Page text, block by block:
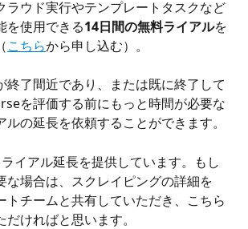
ウド実行やテンプレートタスクなど
を使用できる14日間の無料ライアルを
こちらから申し込む）。
終了間近であり、または既に終了して
を評価する前にもっと時間が必要な
の延長を依頼することができます。
イアル延長を提供しています。もし
な場合は、スクレイピングの詳細を
チームと共有していただき、こちら
ければと思います。